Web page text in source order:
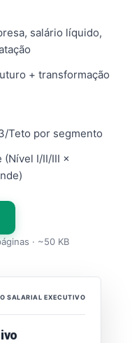
salário líquido,
+ transformação
Teto por segmento
I/II/III ×
· ~50 KB
SALARIAL EXECUTIVO